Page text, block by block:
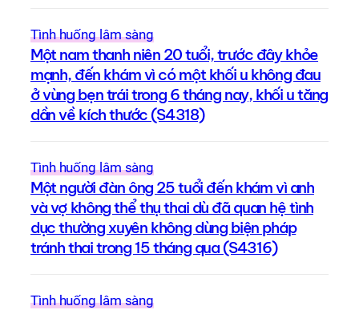
Tình huống lâm sàng
Một nam thanh niên 20 tuổi, trước đây khỏe
mạnh, đến khám vì có một khối u không đau
ở vùng bẹn trái trong 6 tháng nay, khối u tăng
dần về kích thước (S4318)
Tình huống lâm sàng
Một người đàn ông 25 tuổi đến khám vì anh
và vợ không thể thụ thai dù đã quan hệ tình
dục thường xuyên không dùng biện pháp
tránh thai trong 15 tháng qua (S4316)
Tình huống lâm sàng